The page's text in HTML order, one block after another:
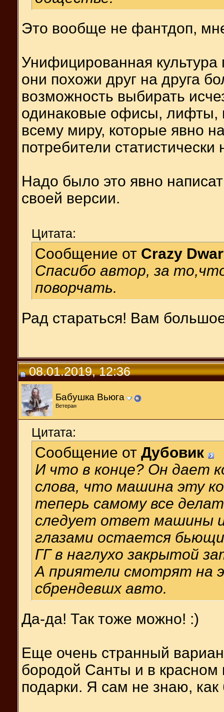
Это вообще не фантдоп,
Унифицированная культура
они похожи друг на друга
возможность выбирать
одинаковые офисы, лифты,
всему миру, которые явно
потребители статистически
Надо было это явно
своей версии.
Цитата:
Сообщение от Crazy
Спасибо автор, за
поворчать.
Рад стараться! Вам
08.01.2019, 12:36
Бабушка Вьюга
Ветеран
Цитата:
Сообщение от Дубовик
И что в конце? Он дает
слова, что машина эту
теперь самому все
следует ответ машины
глазами остается
ГГ в наглухо закрытой
А приятели смотрят на
сбрендевшх авто.
Да-да! Так тоже можно! :)
Еще очень странный
бородой Санты и в красном
подарки. Я сам не знаю,